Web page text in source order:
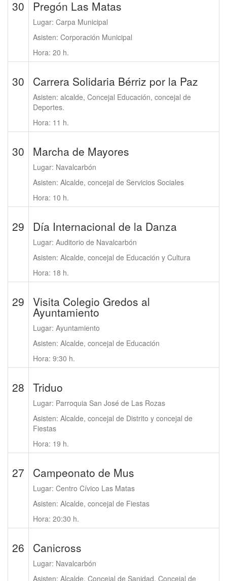
30 Pregón Las Matas
Lugar: Carpa Municipal
Asisten: Corporación Municipal
Hora: 20 h.
30 Carrera Solidaria Bérriz por la Paz
Asisten: alcalde, Concejal Educación, concejal de
Deportes.
Hora: 11 h.
30 Marcha de Mayores
Lugar: Navalcarbón
Asisten: Alcalde, concejal de Servicios Sociales
Hora: 10 h.
29 Día Internacional de la Danza
Lugar: Auditorio de Navalcarbón
Asisten: Alcalde, concejal de Educación y Cultura
Hora: 18 h.
29 Visita Colegio Gredos al
Ayuntamiento
Lugar: Ayuntamiento
Asisten: Alcalde, concejal de Educación
Hora: 9:30 h.
28 Triduo
Lugar: Parroquia San José de Las Rozas
Asisten: Alcalde, concejal de Distrito y concejal de
Fiestas
Hora: 19 h.
27 Campeonato de Mus
Lugar: Centro Cívico Las Matas
Asisten: Alcalde, concejal de Fiestas
Hora: 20:30 h.
26 Canicross
Lugar: Navalcarbón
Asisten: Alcalde, Concejal de Sanidad, Concejal de